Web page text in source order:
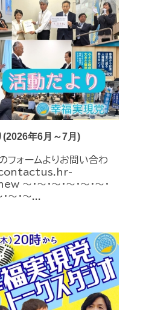
年6月～7月)
フォームよりお問い合わ
・～・～・～・～・～・
・～・～...